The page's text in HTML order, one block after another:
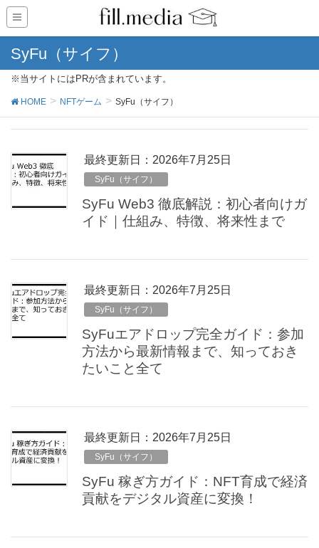
SyFu（サイフ）
※当サイトにはPRが含まれています。
HOME NFTゲーム SyFu（サイフ）
最終更新日：2026年7月25日
SyFu（サイフ）
SyFu Web3 徹底解説：初心者向けガ
イド｜仕組み、特徴、将来性まで
最終更新日：2026年7月25日
SyFu（サイフ）
SyFuエアドロップ完全ガイド：参加
方法から最新情報まで、知っておき
たいこと全て
最終更新日：2026年7月25日
SyFu（サイフ）
SyFu 稼ぎ方ガイド：NFT育成で経済
貢献をデジタル資産に変換！